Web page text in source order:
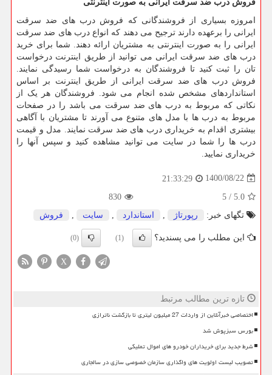
فروش درب ضد سرقت ایرانی به صورت اینترنتی
امروزه بسیاری از فروشندگانی که فروش درب های ضد سرقت
ایرانی را برعهده دارند ترجیح می دهند که انواع درب های ضد سرقت
ایرانی را به صورت اینترنتی به مشتریان ارائه دهند. شما برای خرید
درب های ضد سرقت ایرانی می توانید از طریق اینترنت درخواست
تان را ثبت کنید تا فروشندگان به درخواست شما رسیدگی نمایند.
فروش درب های ضد سرقت ایرانی از طریق اینترنت بر اساس
استانداردهای مشخص شده انجام می‌ شود. فروشندگان هر یک از
نکاتی که مربوط به درب های ضد سرقت می باشد را در صفحات
مربوط به درب ها با مدل های متنوع می آورند تا مشتریان با آگاهی
بیشتری اقدام به خریداری درب های ضد سرقت نمایند. مدل و قیمت
درب ها را شما در سایت می توانید مشاهده کنید و سپس آنها را
خریداری نمایید.
1400/08/22
21:33:29
5.0
/
5
830
تگهای خبر:
رپورتاژ استاندارد سایت فروش
این مطلب را می پسندید؟ (1)
(0)
X
تازه ترین مطالب مرتبط
اختصاصی خبرآنلاین از واردات 27 میلیون لیتری تا بازگشت ناترازی
بورس سبزپوش شد
شرط جدید برای خریداران خودرو های اموال تملیکی
تصویب لیست اولویت های واگذاری سازمان خصوصی سازی در سالجاری